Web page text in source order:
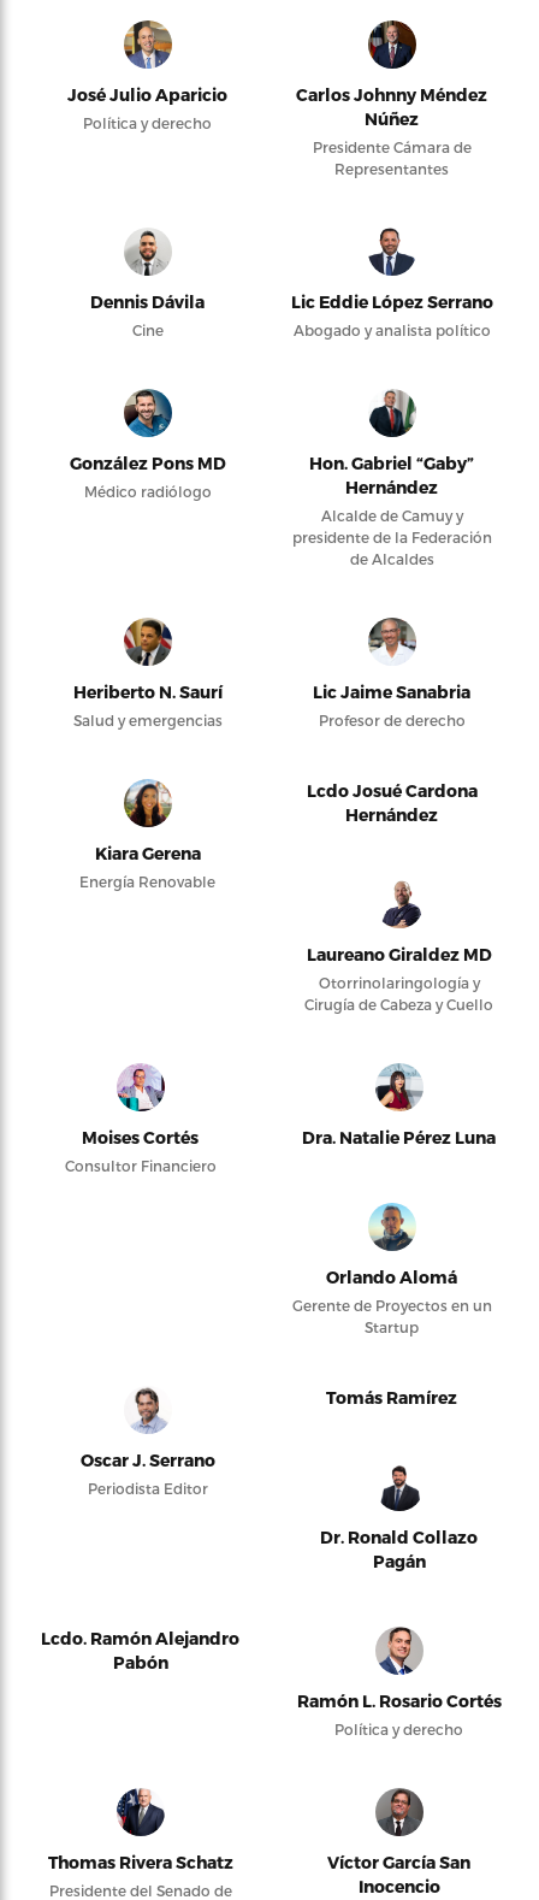
José Julio Aparicio
Política y derecho
Carlos Johnny Méndez
Núñez
Presidente Cámara de
Representantes
Dennis Dávila
Cine
Lic Eddie López Serrano
Abogado y analista político
González Pons MD
Médico radiólogo
Hon. Gabriel “Gaby”
Hernández
Alcalde de Camuy y
presidente de la Federación
de Alcaldes
Heriberto N. Saurí
Salud y emergencias
Lic Jaime Sanabria
Profesor de derecho
Kiara Gerena
Energía Renovable
Lcdo Josué Cardona
Hernández
Laureano Giraldez MD
Otorrinolaringología y
Cirugía de Cabeza y Cuello
Moises Cortés
Consultor Financiero
Dra. Natalie Pérez Luna
Orlando Alomá
Gerente de Proyectos en un
Startup
Oscar J. Serrano
Periodista Editor
Tomás Ramírez
Dr. Ronald Collazo
Pagán
Lcdo. Ramón Alejandro
Pabón
Ramón L. Rosario Cortés
Política y derecho
Thomas Rivera Schatz
Presidente del Senado de
Víctor García San
Inocencio